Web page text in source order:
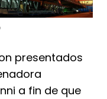
presentados
a fin de que